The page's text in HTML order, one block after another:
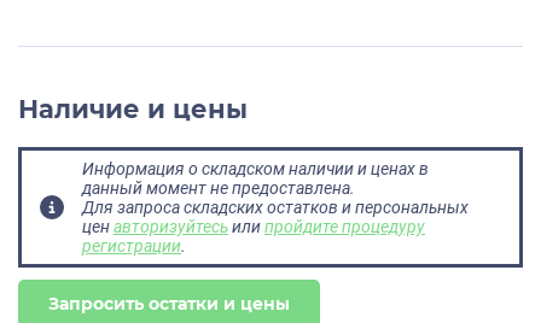
Наличие и цены
Информация о складском наличии и ценах в
данный момент не предоставлена.
Для запроса складских остатков и персональных
ценавторизуйтесьилипройдите процедуру
регистрации.
Запросить остатки и цены